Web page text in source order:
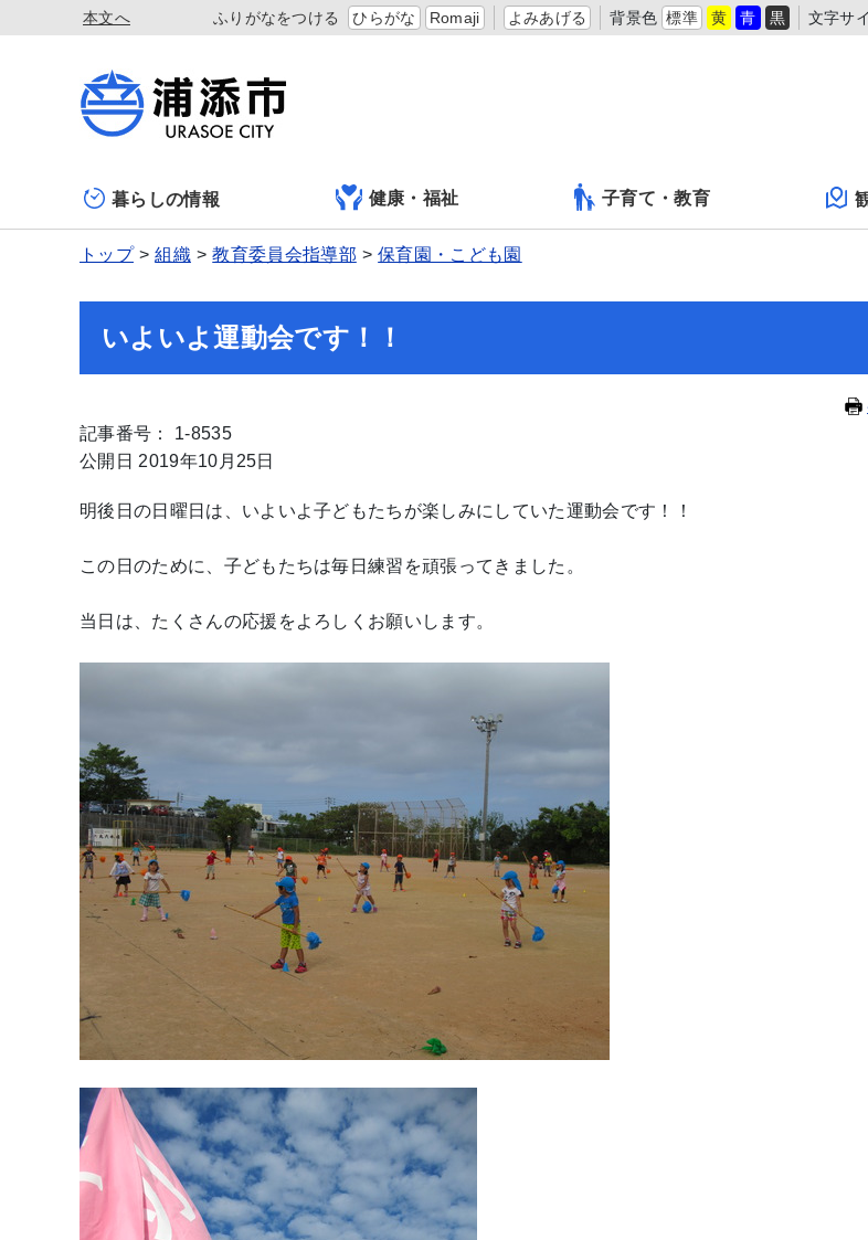
本文へ ふりがなをつける ひらがな Romaji よみあげる 背景色 標準 黄 青 黒 文字サ
暮らしの情報 健康・福祉 子育て・教育
トップ 組織 教育委員会指導部 保育園・こども園
いよいよ運動会です！！
記事番号： 1-8535
公開日 2019年10月25日
明後日の日曜日は、いよいよ子どもたちが楽しみにしていた運動会です！！
この日のために、子どもたちは毎日練習を頑張ってきました。
当日は、たくさんの応援をよろしくお願いします。